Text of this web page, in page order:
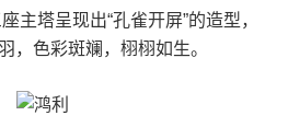
主塔呈现出“孔雀开屏”的造型，
，色彩斑斓，栩栩如生。